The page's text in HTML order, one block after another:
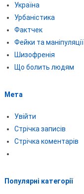
Україна
Урбаністика
Фактчек
Фейки та маніпуляції
Шизофренія
Що болить людям
Мета
Увійти
Стрічка записів
Стрічка коментарів
Популярні категорії